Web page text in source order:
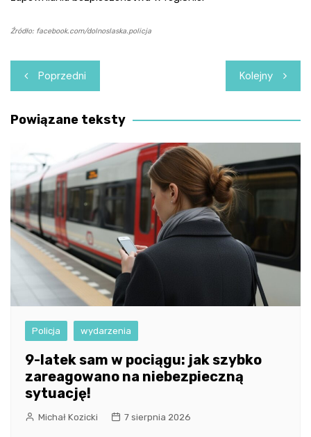
Źródło: facebook.com/dolnoslaska.policja
Nawigacja
wpisu
Poprzedni Kolejny
Powiązane teksty
Policja wydarzenia
9-latek sam w pociągu: jak szybko
zareagowano na niebezpieczną
sytuację!
Michał Kozicki 7 sierpnia 2026